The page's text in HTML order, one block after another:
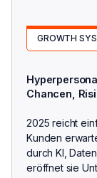
GROWTH
Chancen,
2025 reicht
Kunden
durch KI,
eröffnet sie